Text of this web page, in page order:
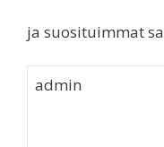
ja suosituimmat
admin